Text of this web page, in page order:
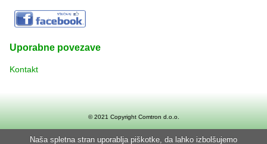
Uporabne povezave
Kontakt
© 2021 Copyright Comtron d.o.o.
Naša spletna stran uporablja piškotke, da lahko izbolšujemo